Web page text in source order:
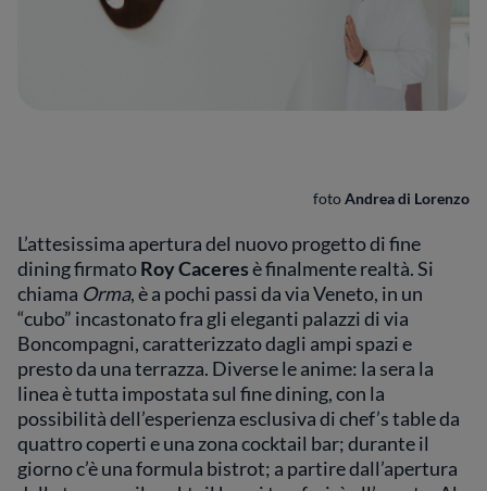
fotoAndrea di Lorenzo
L’attesissima apertura del nuovo progetto di fine
dining firmatoRoy Caceresè finalmente realtà. Si
chiama Orma, è a pochi passi da via Veneto, in un
“cubo” incastonato fra gli eleganti palazzi di via
Boncompagni, caratterizzato dagli ampi spazi e
presto da una terrazza. Diverse le anime: la sera la
linea è tutta impostata sul fine dining, con la
possibilità dell’esperienza esclusiva di chef’s table da
quattro coperti e una zona cocktail bar; durante il
giorno c’è una formula bistrot; a partire dall’apertura